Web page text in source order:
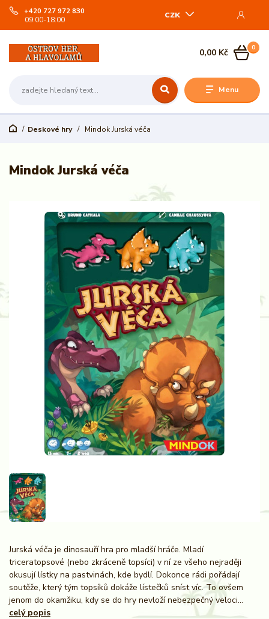
Menu
CZK
+420 727 972 830
09:00-18:00
0
0,00 Kč
Deskové hry Mindok Jurská véča
Mindok Jurská véča
Jurská véča je dinosauří hra pro mladší hráče. Mladí
triceratopsové (nebo zkráceně topsíci) v ní ze všeho nejraději
okusují lístky na pastvinách, kde bydlí. Dokonce rádi pořádají
soutěže, který tým topsíků dokáže lístečků sníst víc. To ovšem
jenom do okamžiku, kdy se do hry nevloží nebezpečný veloci...
celý popis